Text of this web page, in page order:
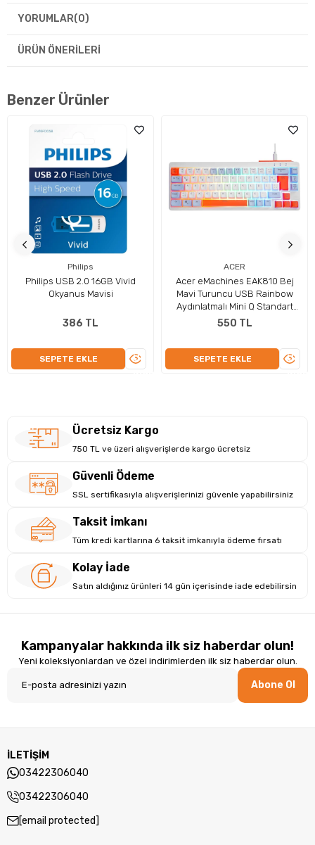
Konforlu Kullanım ve Dayanıklı Tasarım
Türkçe Q klavye dizilimi ile hızlı ve rahat yazım imkanı sunar.
Kablolu mouse hassas optik sensörü sayesinde akıcı ve doğru
imleç kontrolü sağlar. Dayanıklı yapısı ile uzun süreli kullanım için
uygundur ve ergonomik tasarımı sayesinde konforlu bir deneyim
sunar.
Marka:Philips
Ürün Tipi:Klavye + Mouse Set
Klavye Düzeni:
Türkçe Q
Kullanım Alanı:Ofis, ev, eğitim
YORUMLAR(0)
ÜRÜN ÖNERILERI
Benzer Ürünler
Philips
Philips USB 2.0 16GB Vivid
Okyanus Mavisi
386 TL
SEPETE EKLE
ÜRÜNÜ
ACER
Acer eMachines EAK810 Bej
Mavi Turuncu USB Rainbow
Aydınlatmalı Mini Q Standart
Klavye
550 TL
SEPETE EKLE
Ücretsiz Kargo
750 TL ve üzeri alışverişlerde kargo ücretsiz
Güvenli Ödeme
SSL sertifikasıyla alışverişlerinizi güvenle yapabilirsiniz
Taksit İmkanı
Tüm kredi kartlarına 6 taksit imkanıyla ödeme fırsatı
Kolay İade
Satın aldığınız ürünleri 14 gün içerisinde iade edebilirsin
Kampanyalar hakkında ilk siz haberdar olun!
Yeni koleksiyonlardan ve özel indirimlerden ilk siz haberdar olun.
Abone Ol
İLETİŞİM
03422306040
03422306040
[email protected]